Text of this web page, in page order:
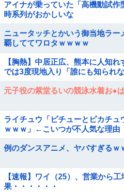
アイナが乗っていた「高機動試作
時系列がおかしいな
ニュータッチとかいう御当地ラー
覇しててワロタｗｗｗｗ
【胸熱】中居正広、熊本に人知
では3度現地入り「誰にも知られな
元子役の紫堂るいの競泳水着お●
ライチュウ「ピチューとピカチュ
ｗｗｗ」←こいつが不人気な理由
例のダンスアニメ、ヤバすぎるｗ
【速報】ワイ（25）、営業から
果・・・・・・